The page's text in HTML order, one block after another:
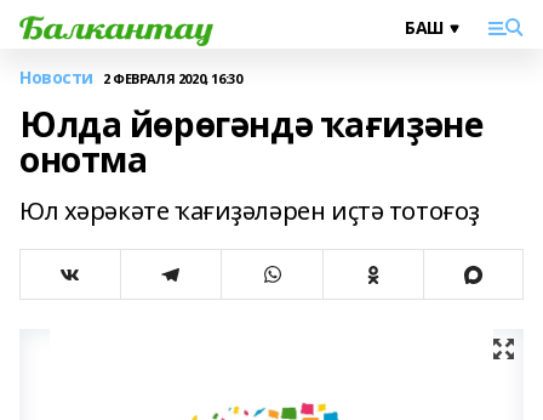
Новости 2 ФЕВРАЛЯ 2020, 16:30
Юлда йөрөгәндә ҡағиҙәне
онотма
Юл хәрәкәте ҡағиҙәләрен иҫтә тотоғоҙ